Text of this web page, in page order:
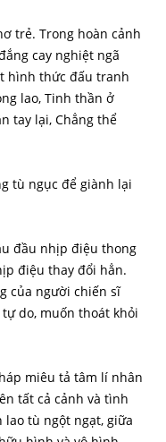
trẻ. Trong hoàn cảnh
cay nghiệt ngã
hình thức đấu tranh
lao, Tinh thần ở
tay lại, Chẳng thể
tù ngục để giành lại
đầu nhịp điệu thong
điệu thay đổi hẳn.
của người chiến sĩ
do, muốn thoát khỏi
miêu tả tâm lí nhân
tất cả cảnh và tình
tù ngột ngạt, giữa